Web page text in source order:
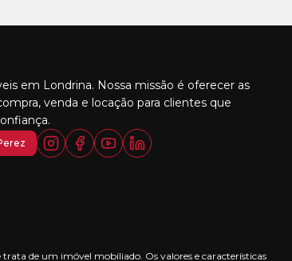
em Londrina. Nossa missão é oferecer as
venda e locação para clientes que
de um imóvel mobiliado. Os valores e características